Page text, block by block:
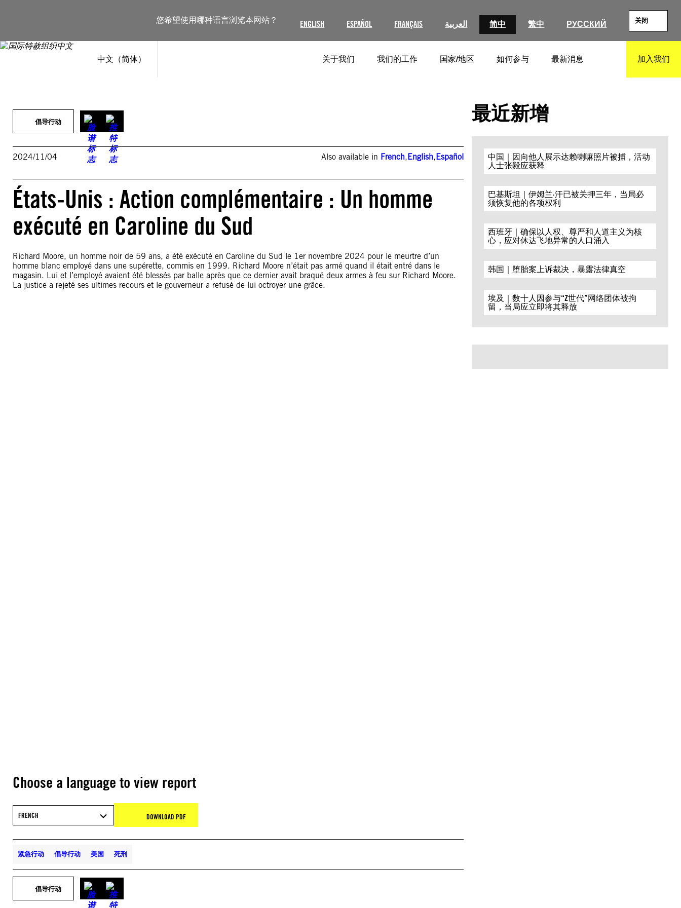
您希望使用哪种语言浏览本网站？ ENGLISH ESPAÑOL FRANÇAIS العربية 简中 繁中 РУССКИЙ 关闭
中文（简体） 关于我们 我们的工作 国家/地区 如何参与 最新消息 加入我们
倡导行动
2024/11/04 Also available in French,English,Español
États-Unis : Action complémentaire : Un homme
exécuté en Caroline du Sud
Richard Moore, un homme noir de 59 ans, a été exécuté en Caroline du Sud le 1er novembre 2024 pour le meurtre d’un
homme blanc employé dans une supérette, commis en 1999. Richard Moore n’était pas armé quand il était entré dans le
magasin. Lui et l’employé avaient été blessés par balle après que ce dernier avait braqué deux armes à feu sur Richard Moore.
La justice a rejeté ses ultimes recours et le gouverneur a refusé de lui octroyer une grâce.
Choose a language to view report
FRENCH DOWNLOAD PDF
紧急行动 倡导行动 美国 死刑
倡导行动
最近新增
中国｜因向他人展示达赖喇嘛照片被捕，活动
人士张毅应获释
巴基斯坦｜伊姆兰·汗已被关押三年，当局必
须恢复他的各项权利
西班牙｜确保以人权、尊严和人道主义为核
心，应对休达飞地异常的人口涌入
韩国｜堕胎案上诉裁决，暴露法律真空
埃及｜数十人因参与“Z世代”网络团体被拘
留，当局应立即将其释放